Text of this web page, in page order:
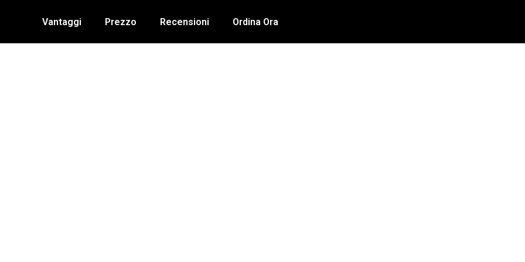
Vantaggi Prezzo Recensioni Ordina Ora